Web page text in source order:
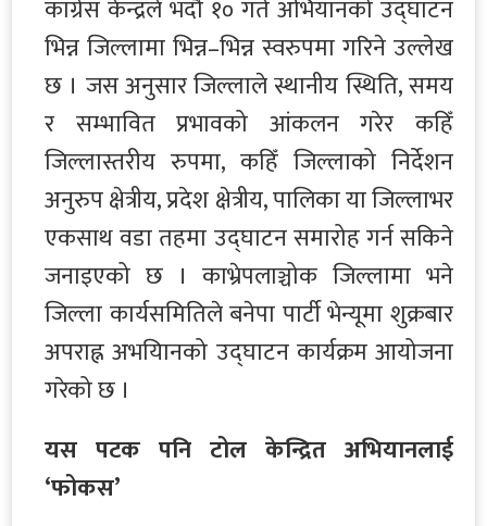
कांग्रेस केन्द्रले भदौ १० गते अभियानको उद्घाटन
भिन्न जिल्लामा भिन्न–भिन्न स्वरुपमा गरिने उल्लेख
छ । जस अनुसार जिल्लाले स्थानीय स्थिति, समय
र सम्भावित प्रभावको आंकलन गरेर कहिँ
जिल्लास्तरीय रुपमा, कहिँ जिल्लाको निर्देशन
अनुरुप क्षेत्रीय, प्रदेश क्षेत्रीय, पालिका या जिल्लाभर
एकसाथ वडा तहमा उद्घाटन समारोह गर्न सकिने
जनाइएको छ । काभ्रेपलाञ्चोक जिल्लामा भने
जिल्ला कार्यसमितिले बनेपा पार्टी भेन्यूमा शुक्रबार
अपराह्न अभयिानको उद्घाटन कार्यक्रम आयोजना
गरेको छ ।
यस पटक पनि टोल केन्द्रित अभियानलाई
‘फोकस’